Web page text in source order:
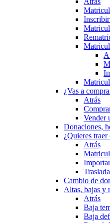
¿Vas a
Atrás
Vender
Donaciones,
¿Quieres
Atrás
Cambio de
Altas, bajas y
Atrás
Baja
Baja